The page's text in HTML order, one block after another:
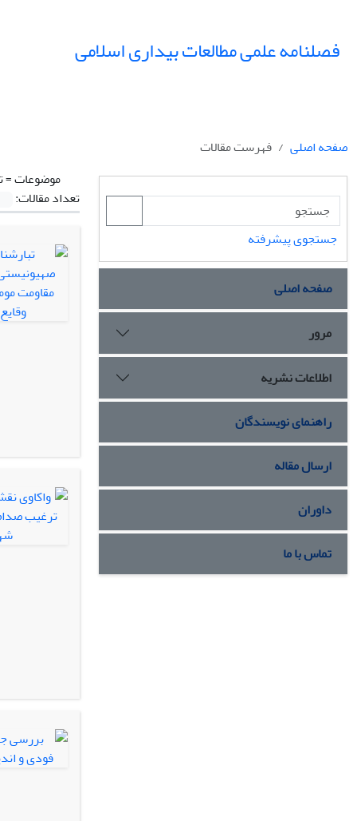
فصلنامه علمی مطالعات بیداری اسلامی
صفحه اصلی
فهرست مقالات
موضوعات =
تعداد مقالات:
جستجوی پیشرفته
صفحه اصلی
مرور
اطلاعات نشریه
راهنمای نویسندگان
ارسال مقاله
داوران
تماس با ما